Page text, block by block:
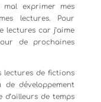
mal exprimer mes
lectures. Pour
lectures car j’aime
de prochaines
lectures de fictions
développement
d’ailleurs de temps